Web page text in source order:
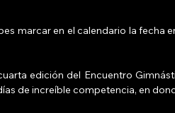
marcar en el calendario la fecha
edición del Encuentro
de increíble competencia, en